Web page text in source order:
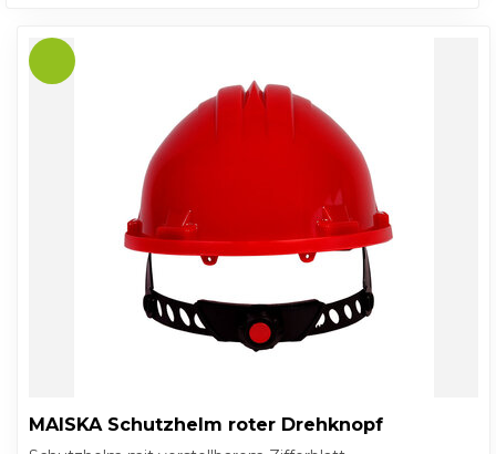
MAISKA Schutzhelm roter Drehknopf